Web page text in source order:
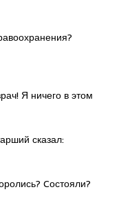
Я ничего в этом
сказал:
Cостояли?